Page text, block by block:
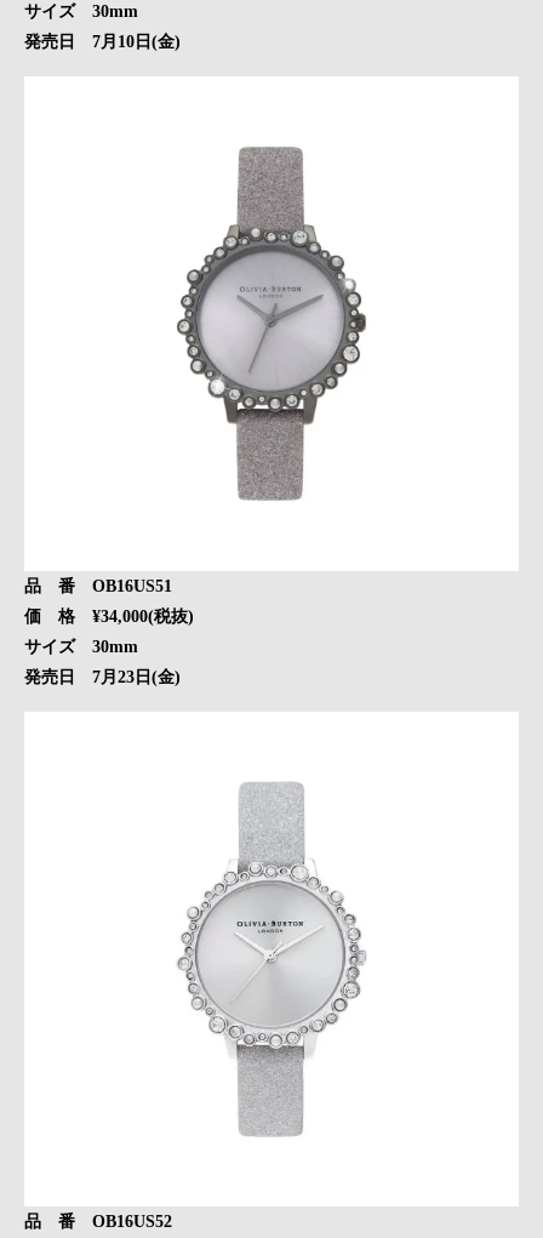
サイズ 30mm
発売日 7月10日(金)
品 番 OB16US51
価 格 ¥34,000(税抜)
サイズ 30mm
発売日 7月23日(金)
品 番 OB16US52